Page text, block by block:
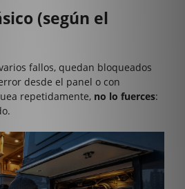
(según el
fallos, quedan bloqueados
desde el panel o con
repetidamente, no lo fuerces: